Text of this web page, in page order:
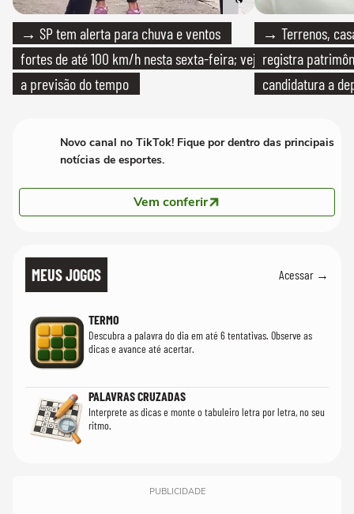
→ SP tem alerta para chuva e ventos
fortes de até 100 km/h nesta sexta-feira; veja
a previsão do tempo
→ Terrenos,
registra
candidatura a
Novo canal no TikTok! Fique por dentro das principais
notícias de esportes.
Vem conferir
MEUS JOGOS Acessar →
TERMO
Descubra a palavra do dia em até 6 tentativas. Observe as
dicas e avance até acertar.
PALAVRAS CRUZADAS
Interprete as dicas e monte o tabuleiro letra por letra, no seu
ritmo.
PUBLICIDADE